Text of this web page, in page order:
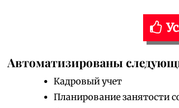
Автоматизированы
Кадровый учет
Планирование занятости